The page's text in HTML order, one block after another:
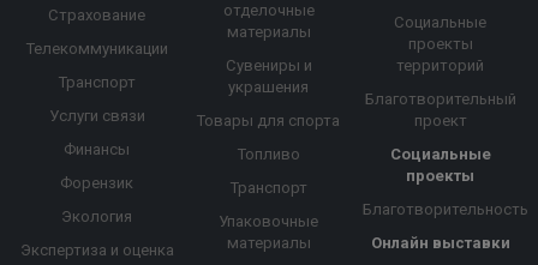
Страхование
Телекоммуникации
Транспорт
Услуги связи
Финансы
Форензик
Экология
Экспертиза и оценка
отделочные
материалы
Сувениры и
украшения
Товары для спорта
Топливо
Транспорт
Упаковочные
материалы
Социальные
проекты
территорий
Благотворительный
проект
Социальные
проекты
Благотворительность
Онлайн выставки